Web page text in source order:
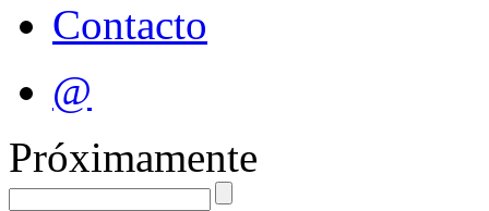
Contacto
@
Próximamente